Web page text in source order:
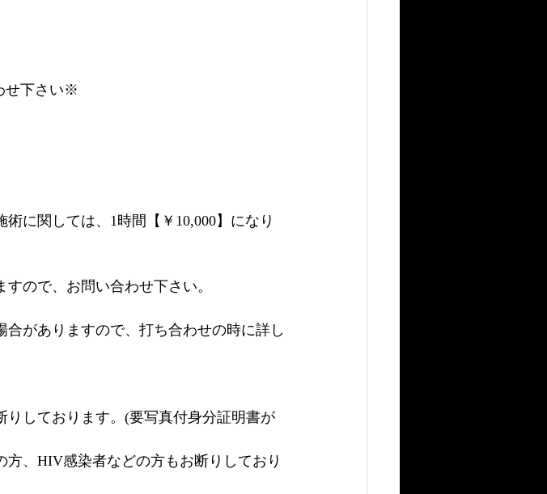
せ下さい※
に関しては、1時間【￥10,000】になり
ので、お問い合わせ下さい。
がありますので、打ち合わせの時に詳し
しております。(要写真付身分証明書が
、HIV感染者などの方もお断りしており